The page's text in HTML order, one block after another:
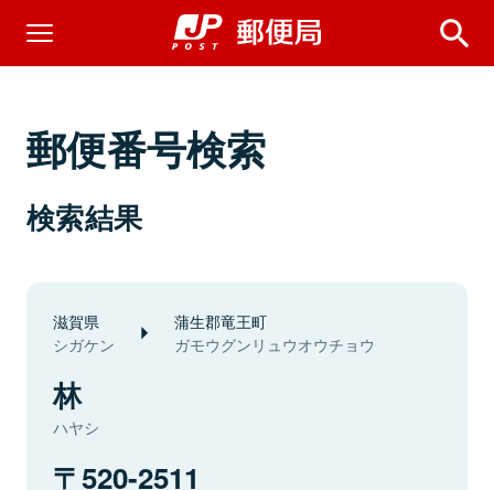
郵便番号検索
検索結果
滋賀県
シガケン
蒲生郡竜王町
ガモウグンリュウオウチョウ
林
ハヤシ
520-2511